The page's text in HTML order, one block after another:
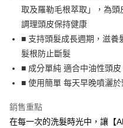
３．安心：先確認商品／服務後，
【「AFTEE先享後付」結帳流程】
１．於結帳方式選擇「AFTEE先
結帳頁面，進行簡訊認證並確認金
２．訂單成立數日內，您將收到繳
３．收到繳費通知簡訊後14天內，
ATM／網路銀行／等多元方式進行
購買商品的店家。未經商家同意取
後付繳納相關費用。
※ 交易是否成功請以「AFTEE先
全家付款取貨
每筆NT$100，滿NT$600(含以
付款後全家取貨
每筆NT$100，滿NT$600(含
萊爾富取貨付款
每筆NT$100，滿NT$600(含以
付款後萊爾富取貨
取及羅勒毛根萃取」，為
調理頭皮保持健康
■ 支持頭髮成長週期，滋養
髮根防止斷髮
■ 成分單純 適合中油性頭
■ 使用簡單 每天早晚噴灑於
銷售重點
在每一次的洗髮時光中，讓【